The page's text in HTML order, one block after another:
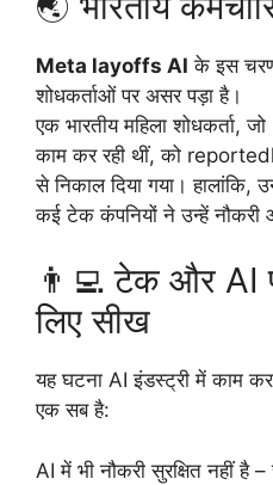
Meta layoffs AI के इस
शोधकर्ताओं पर असर पड़ा है।
एक भारतीय महिला शोधकर्ता,
काम कर रही थीं, को
से निकाल दिया गया। हालांकि,
कई टेक कंपनियों ने उन्हें नौकरी
👨‍💻 टेक और AI
लिए सीख
यह घटना AI इंडस्ट्री में काम
एक सब है:
AI में भी नौकरी सुरक्षित नहीं है